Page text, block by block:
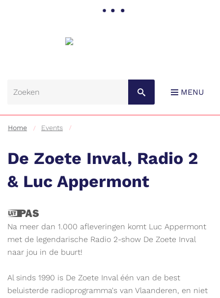
Naar
MENU
Home Events
De Zoete Inval, Radio 2
& Luc Appermont
Dit
is
een
UiTPAS
Na meer dan 1.000 afleveringen komt Luc Appermont
met de legendarische Radio 2-show De Zoete Inval
naar jou in de buurt!
Al sinds 1990 is De Zoete Inval één van de best
beluisterde radioprogramma's van Vlaanderen, en niet